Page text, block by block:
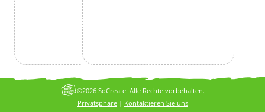
Privatsphäre| Kontaktieren Sie uns
©2026 SoCreate. Alle Rechte vorbehalten.